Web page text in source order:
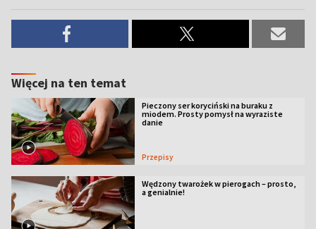
Więcej na ten temat
Pieczony ser koryciński na buraku z
miodem. Prosty pomysł na wyraziste
danie
Przepisy
Wędzony twarożek w pierogach – prosto,
a genialnie!